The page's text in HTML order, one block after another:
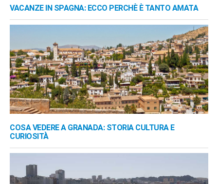
VACANZE IN SPAGNA: ECCO PERCHÈ È TANTO AMATA
COSA VEDERE A GRANADA: STORIA CULTURA E
CURIOSITÀ